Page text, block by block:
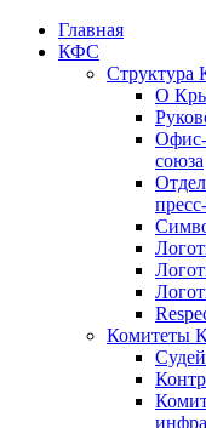
Главная
КФС
Структура
О
союза
Комитеты